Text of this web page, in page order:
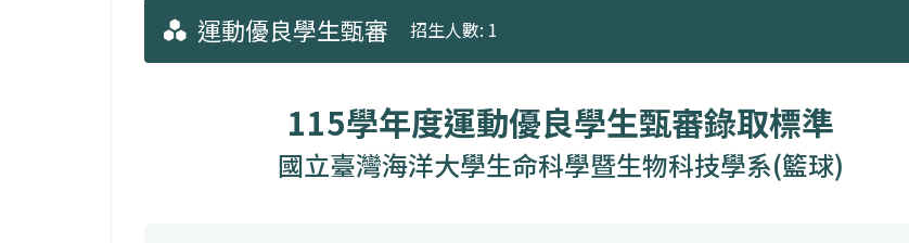
運動優良學生甄審 招生人數: 1
115學年度運動優良學生甄審錄取標準
國立臺灣海洋大學生命科學暨生物科技學系(籃球)